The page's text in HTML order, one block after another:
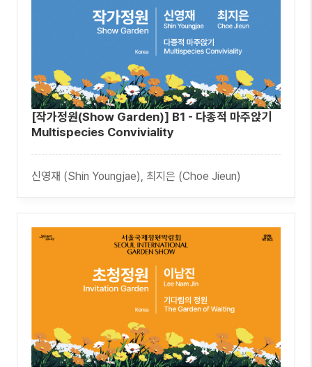
[작가정원(Show Garden)] B1 - 다종적 마주앉기
Multispecies Conviviality
신영재 (Shin Youngjae), 최지은 (Choe Jieun)